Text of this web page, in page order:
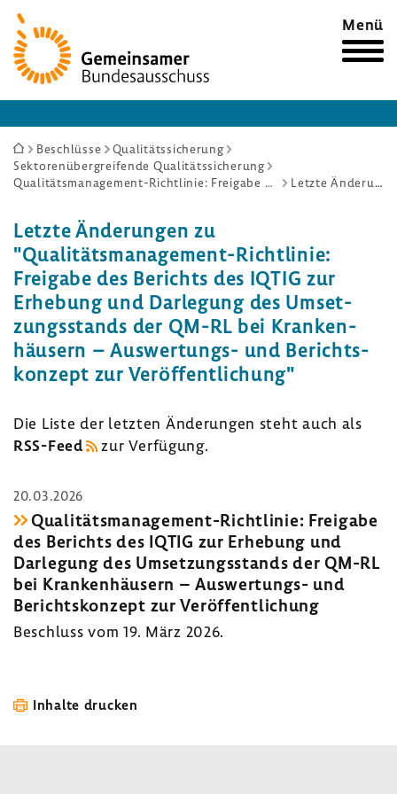
Zur
Startseite
Menü
Sie
sind
hier:
Beschlüsse
Qualitätssicherung
Sektorenübergreifende Qualitätssicherung
Qualitätsmanagement-Richtlinie: Freigabe des Berichts des IQTIG zur Erhebung und Darlegung des Umsetzungsstands der QM-RL bei Krankenhäusern – Auswertungs- und Berichtskonzept zur Veröffentlichung
Letzte Änderungen
Letzte Ände­rungen zu
"Qualitätsmanagement-​Richtlinie:
Frei­gabe des Berichts des IQTIG zur
Erhe­bung und Darle­gung des Umset­
zungs­stands der QM-RL bei Kran­ken­
häu­sern – Auswertungs-​ und Berichts­
kon­zept zur Veröf­fent­li­chung"
Die Liste der letzten Ände­rungen steht auch als
RSS-​Feed
zur Verfü­gung.
20.03.2026
Qualitätsmanagement-​Richtlinie: Frei­gabe
des Berichts des IQTIG zur Erhe­bung und
Darle­gung des Umset­zungs­stands der QM-RL
bei Kran­ken­häu­sern – Auswertungs-​ und
Berichts­kon­zept zur Veröf­fent­li­chung
Beschluss vom 19. März 2026.
Inhalte drucken